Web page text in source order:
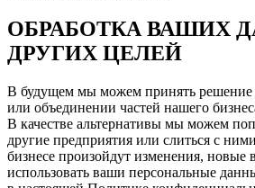
ОБРАБОТКА ВАШИХ
ДРУГИХ ЦЕЛЕЙ
В будущем мы можем принять решение
или объединении частей нашего
В качестве альтернативы мы можем
другие предприятия или слиться с
бизнесе произойдут изменения, новые
использовать ваши персональные